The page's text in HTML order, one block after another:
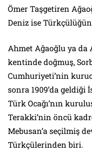
Ömer Taşgetiren
Deniz ise
Ahmet Ağaoğlu ya da
kentinde doğmuş,
Cumhuriyeti’nin
sonra 1909’da geldiği
Türk Ocağı’nın
Terakki’nin öncü
Mebusan’a seçilmiş
Türkçülerinden biri.